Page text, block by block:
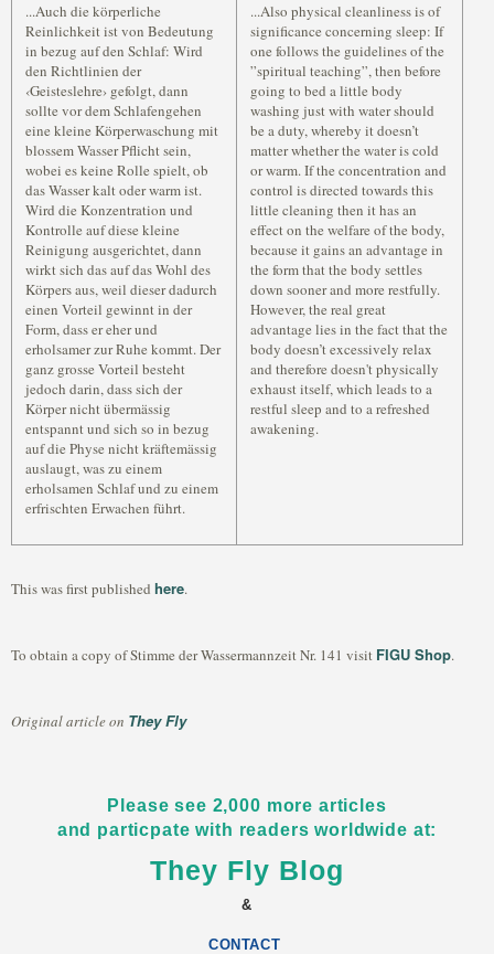
...Auch die körperliche
Reinlichkeit ist von Bedeutung
in bezug auf den Schlaf: Wird
den Richtlinien der
‹Geisteslehre› gefolgt, dann
sollte vor dem Schlafengehen
eine kleine Körperwaschung mit
blossem Wasser Pflicht sein,
wobei es keine Rolle spielt, ob
das Wasser kalt oder warm ist.
Wird die Konzentration und
Kontrolle auf diese kleine
Reinigung ausgerichtet, dann
wirkt sich das auf das Wohl des
Körpers aus, weil dieser dadurch
einen Vorteil gewinnt in der
Form, dass er eher und
erholsamer zur Ruhe kommt. Der
ganz grosse Vorteil besteht
jedoch darin, dass sich der
Körper nicht übermässig
entspannt und sich so in bezug
auf die Physe nicht kräftemässig
auslaugt, was zu einem
erholsamen Schlaf und zu einem
erfrischten Erwachen führt.
...Also physical cleanliness is of
significance concerning sleep: If
one follows the guidelines of the
”spiritual teaching”, then before
going to bed a little body
washing just with water should
be a duty, whereby it doesn’t
matter whether the water is cold
or warm. If the concentration and
control is directed towards this
little cleaning then it has an
effect on the welfare of the body,
because it gains an advantage in
the form that the body settles
down sooner and more restfully.
However, the real great
advantage lies in the fact that the
body doesn’t excessively relax
and therefore doesn't physically
exhaust itself, which leads to a
restful sleep and to a refreshed
awakening.
This was first published here.
To obtain a copy of Stimme der Wassermannzeit Nr. 141 visit FIGU Shop.
Original article on They Fly
Please see 2,000 more articles
and particpate with readers worldwide at:
They Fly Blog
&
CONTACT